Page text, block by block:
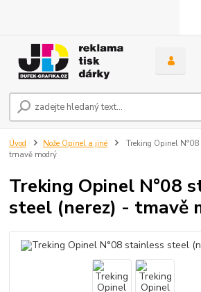
Úvod Nože Opinel a jiné
Treking Opinel
tmavě modrý
Treking Opinel N°08
steel (nerez) - tmavě